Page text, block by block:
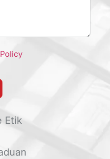
Etik